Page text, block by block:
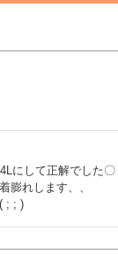
にして正解でした〇
膨れします、、
; ; )